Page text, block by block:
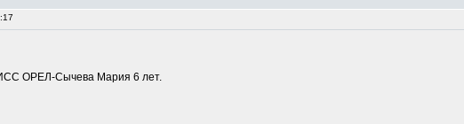
ОРЕЛ-Сычева Мария 6 лет.